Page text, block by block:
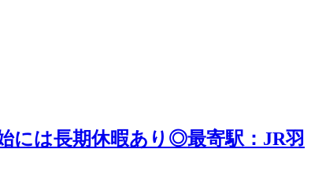
には長期休暇あり◎最寄駅：JR羽